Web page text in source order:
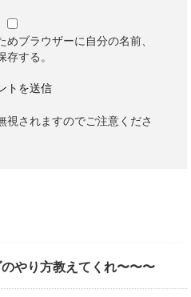
ブラウザーに自分の名前、
存する。
視されますのでご注意くださ
のやり方教えてくれ〜〜〜